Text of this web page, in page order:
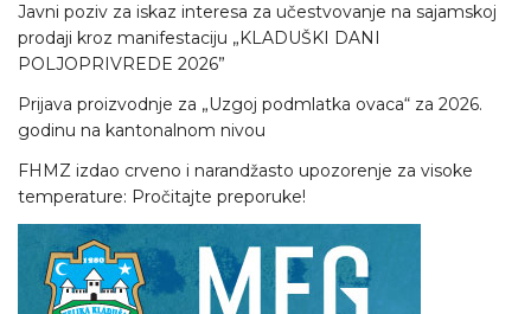
Javni poziv za iskaz interesa za učestvovanje na sajamskoj
prodaji kroz manifestaciju „KLADUŠKI DANI
POLJOPRIVREDE 2026”
Prijava proizvodnje za „Uzgoj podmlatka ovaca“ za 2026.
godinu na kantonalnom nivou
FHMZ izdao crveno i narandžasto upozorenje za visoke
temperature: Pročitajte preporuke!